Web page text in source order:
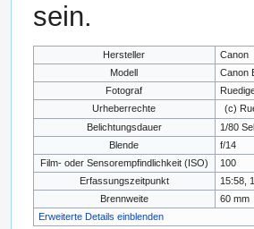
sein.
Hersteller
Canon
Modell
Canon
Fotograf
Urheberrechte
(c)
Belichtungsdauer
1/80
Blende
f/14
Film- oder Sensorempfindlichkeit (ISO)
100
Erfassungszeitpunkt
15:58,
Brennweite
60 mm
Erweiterte Details einblenden